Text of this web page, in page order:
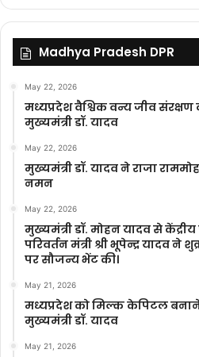
Madhya Pradesh DPR
May 22, 2026
मध्यप्रदेश वैश्विक वन्य जीव संरक्षण
मुख्यमंत्री डॉ. यादव
May 22, 2026
मुख्यमंत्री डॉ. यादव ने राजा
नमन
May 22, 2026
मुख्यमंत्री डॉ. मोहन यादव से
परिवर्तन मंत्री श्री भूपेन्द्र यादव ने
पर सौजन्य भेंट की।
May 21, 2026
मध्यप्रदेश को मिल्क केपिटल
मुख्यमंत्री डॉ. यादव
May 21, 2026